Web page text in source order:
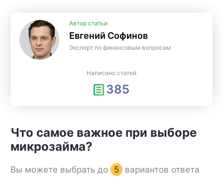
Автор статьи
Евгений Софинов
Эксперт по финансовым вопросам
Написано статей
385
Что самое важное при выборе
микрозайма?
Вы можете выбрать до 5 вариантов ответа